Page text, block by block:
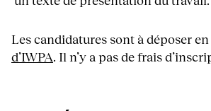
Les candidatures sont à déposer
d’IWPA. Il n’y a pas de frais